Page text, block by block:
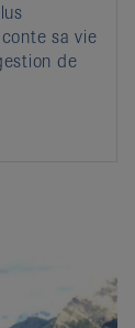
sa vie
de